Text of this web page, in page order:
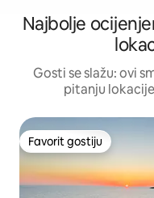
Najbolje
Gosti se slažu: ovi
pitanju
Favorit gostiju
Favorit gostiju